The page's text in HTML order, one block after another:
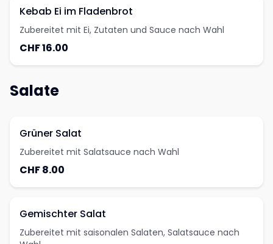
Kebab Ei im Fladenbrot
Zubereitet mit Ei, Zutaten und Sauce nach Wahl
CHF 16.00
Salate
Grüner Salat
Zubereitet mit Salatsauce nach Wahl
CHF 8.00
Gemischter Salat
Zubereitet mit saisonalen Salaten, Salatsauce nach